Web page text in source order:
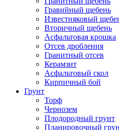
Гравийный щебень
Известняковый
Вторичный щебень
Асфальтовая крошка
Отсев дробления
Гранитный отсев
Керамзит
Асфальтовый скол
Кирпичный бой
Грунт
Торф
Чернозем
Плодородный грунт
Планировочный